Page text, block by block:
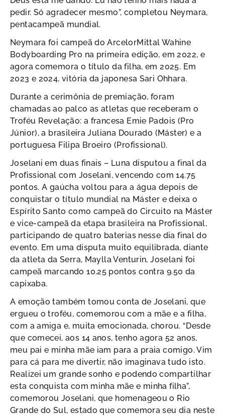
pedir. Só agradecer mesmo”, completou Neymara,
pentacampeã mundial.
Neymara foi campeã do ArcelorMittal Wahine
Bodyboarding Pro na primeira edição, em 2022, e
agora comemora o título da filha, em 2025. Em
2023 e 2024, vitória da japonesa Sari Ohhara.
Durante a cerimônia de premiação, foram
chamadas ao palco as atletas que receberam o
Troféu Revelação: a francesa Emie Padois (Pro
Júnior), a brasileira Juliana Dourado (Máster) e a
portuguesa Filipa Broeiro (Profissional).
Joselani em duas finais – Luna disputou a final da
Profissional com Joselani, vencendo com 14.75
pontos. A gaúcha voltou para a água depois de
conquistar o título mundial na Máster e deixa o
Espírito Santo como campeã do Circuito na Máster
e vice-campeã da etapa brasileira na Profissional,
participando de quatro baterias nesse dia final do
evento. Em uma disputa muito equilibrada, diante
da atleta da Serra, Maylla Venturin, Joselani foi
campeã marcando 10.25 pontos contra 9.50 da
capixaba.
A emoção também tomou conta de Joselani, que
ergueu o troféu, comemorou com a mãe e a filha,
com a amiga e, muita emocionada, chorou. “Desde
que comecei, aos 14 anos, tenho agora 52 anos,
meu pai e minha mãe iam para a praia comigo. Vim
para cá para me divertir, não imaginava tudo isto.
Realizei um grande sonho e podendo compartilhar
esta conquista com minha mãe e minha filha”,
comemorou Joselani, que homenageou o Rio
Grande do Sul, estado que comemora seu dia neste